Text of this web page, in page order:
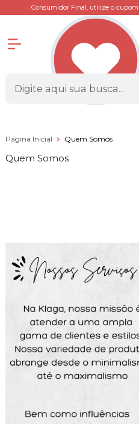
Consumidor Final, utilize o cupom
Página Inicial Quem Somos
Quem Somos